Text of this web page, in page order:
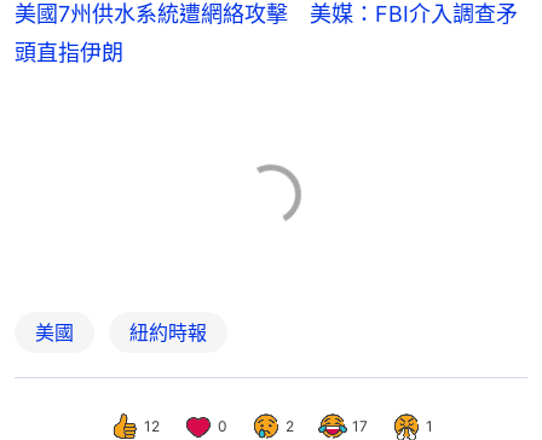
美國7州供水系統遭網絡攻擊 美媒：FBI介入調查矛
頭直指伊朗
美國 紐約時報
12 0 2 17 1